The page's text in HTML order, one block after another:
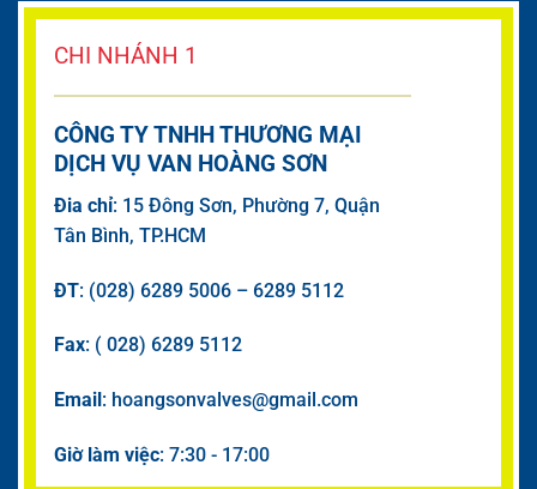
CHI NHÁNH 1
CÔNG TY TNHH THƯƠNG MẠI
DỊCH VỤ VAN HOÀNG SƠN
Đia chỉ: 15 Đông Sơn, Phường 7, Quận
Tân Bình, TP.HCM
ĐT: (028) 6289 5006 – 6289 5112
Fax: ( 028) 6289 5112
Email : hoangsonvalves@gmail.com
Giờ làm việc: 7:30 - 17:00